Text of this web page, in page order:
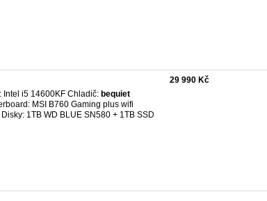
Intel i5 14600KF Chladič: bequiet
MSI B760 Gaming plus wifi
1TB WD BLUE SN580 + 1TB SSD
29 990 Kč